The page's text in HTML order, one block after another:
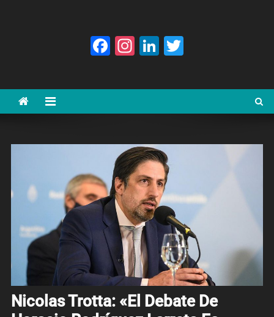
Facebook
Instagram
LinkedIn
Nicolas Trotta: «El Debate De